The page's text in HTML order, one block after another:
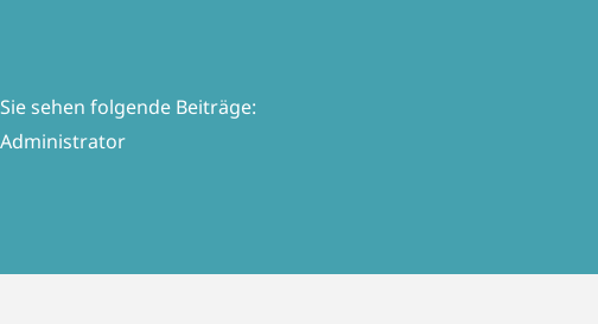
Sie sehen folgende Beiträge:
Administrator